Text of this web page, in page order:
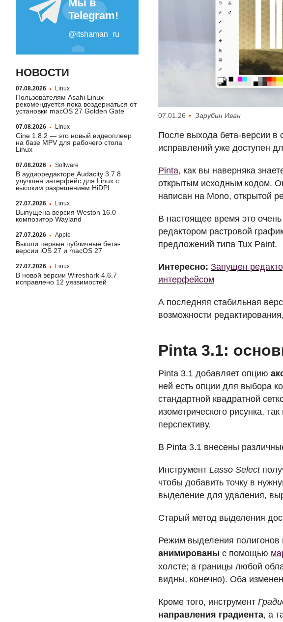
НОВОСТИ
07.08.2026 Linux
Пользователям Asahi Linux
рекомендуется пока воздержаться от
установки macOS 27 Golden Gate
07.08.2026 Linux
Cine 1.8.2 — это новый видеоплеер
на базе MPV для рабочего стола
Linux
07.08.2026 Software
В аудиоредакторе Audacity 3.7.8
улучшен интерфейс для Linux с
высоким разрешением HiDPI
27.07.2026 Linux
Выпущена версия Weston 16.0 -
композитор Wayland
27.07.2026 Apple
Вышли первые публичные бета-
версии iOS 27 и macOS 27
27.07.2026 Linux
В новой версии Wireshark 4.6.7
исправлено 12 уязвимостей
07.01.26 Зарубин Иван
После выхода бета-версии в
исправлений уже доступен
Pinta, как вы наверняка
открытым исходным кодом.
написан на Mono, открытой
В настоящее время это
редактором растровой
предложений типа Tux Paint.
Интересно: Запущен
интерфейсом
А последняя стабильная
возможности
Pinta 3.1:
Pinta 3.1 добавляет опцию
ней есть опции для выбора
стандартной квадратной
изометрического рисунка,
перспективу.
В Pinta 3.1 внесены
Инструмент Lasso Select
чтобы добавить точку в
выделение для удаления,
Старый метод выделения
Режим выделения полигонов
анимированы с помощью
холсте; а границы любой
видны, конечно). Оба
Кроме того, инструмент
направления градиента, а